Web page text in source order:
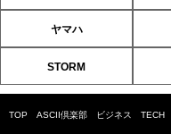
ヤマハ
STORM
TOP ASCII倶楽部 ビジネス TECH